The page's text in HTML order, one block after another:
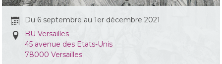
Du 6 septembre au 1er décembre 2021
BU Versailles
45 avenue des Etats-Unis
78000 Versailles